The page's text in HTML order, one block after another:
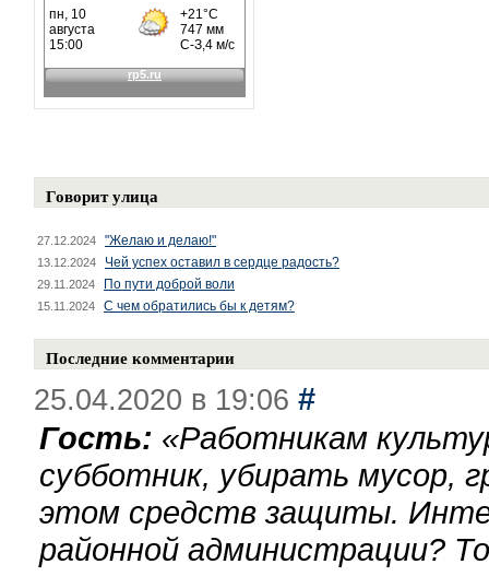
Говорит улица
27.12.2024 "Желаю и делаю!"
13.12.2024 Чей успех оставил в сердце радость?
29.11.2024 По пути доброй воли
15.11.2024 С чем обратились бы к детям?
Последние комментарии
25.04.2020 в 19:06 #
Гость: «Работникам
субботник, убирать мусор,
этом средств защиты.
районной администрации?